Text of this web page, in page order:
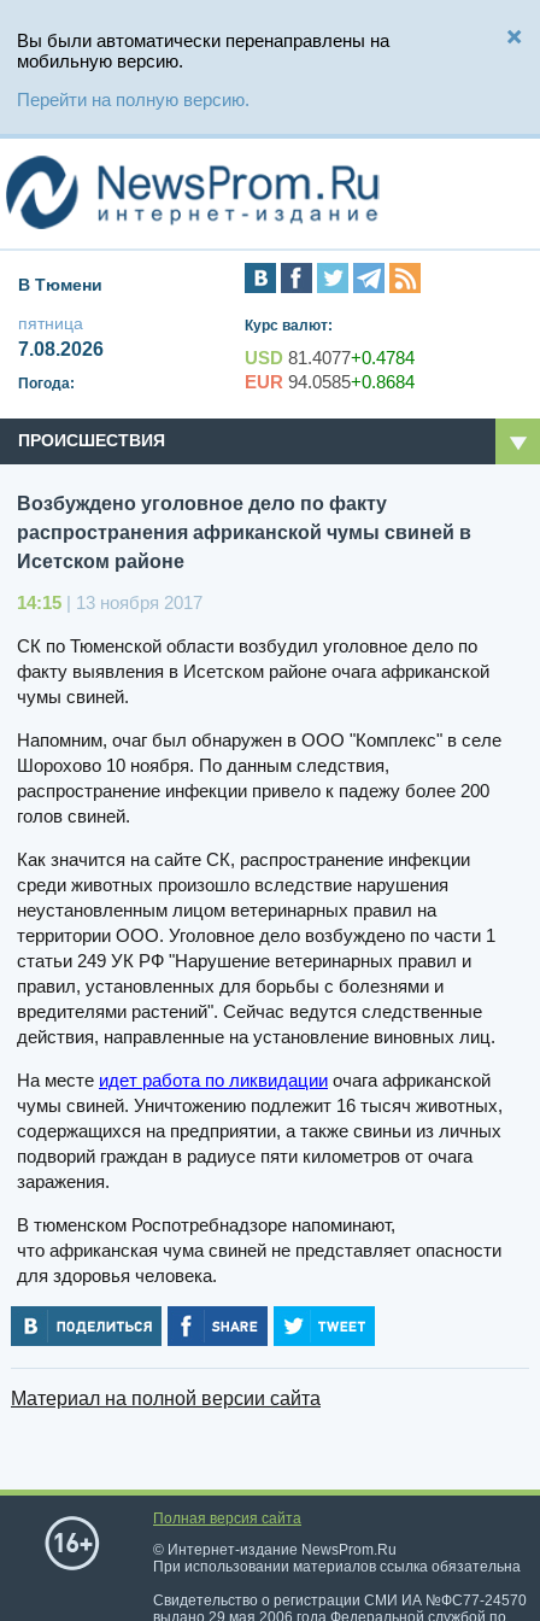
Вы были автоматически перенаправлены на
мобильную версию.
Перейти на полную версию.
В Тюмени
пятница
7.08.2026
Погода:
Курс валют:
USD 81.4077+0.4784
EUR 94.0585+0.8684
ПРОИСШЕСТВИЯ
Возбуждено уголовное дело по факту
распространения африканской чумы свиней в
Исетском районе
14:15 | 13 ноября 2017
СК по Тюменской области возбудил уголовное дело по
факту выявления в Исетском районе очага африканской
чумы свиней.
Напомним, очаг был обнаружен в ООО "Комплекс" в селе
Шорохово 10 ноября. По данным следствия,
распространение инфекции привело к падежу более 200
голов свиней.
Как значится на сайте СК, распространение инфекции
среди животных произошло вследствие нарушения
неустановленным лицом ветеринарных правил на
территории ООО. Уголовное дело возбуждено по части 1
статьи 249 УК РФ "Нарушение ветеринарных правил и
правил, установленных для борьбы с болезнями и
вредителями растений". Сейчас ведутся следственные
действия, направленные на установление виновных лиц.
На месте идет работа по ликвидации очага африканской
чумы свиней. Уничтожению подлежит 16 тысяч животных,
содержащихся на предприятии, а также свиньи из личных
подворий граждан в радиусе пяти километров от очага
заражения.
В тюменском Роспотребнадзоре напоминают,
что африканская чума свиней не представляет опасности
для здоровья человека.
Материал на полной версии сайта
Полная версия сайта
© Интернет-издание NewsProm.Ru
При использовании материалов ссылка обязательна
Свидетельство о регистрации СМИ ИА №ФС77-24570
выдано 29 мая 2006 года Федеральной службой по